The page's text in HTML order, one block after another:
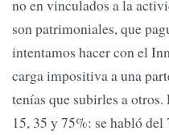
no en vinculados a la
son patrimoniales, que
intentamos hacer con el
carga impositiva a una
tenías que subirles a
15, 35 y 75%: se habló